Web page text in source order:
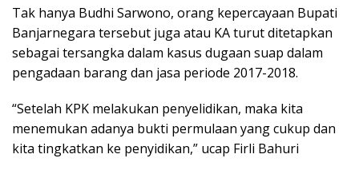
Tak hanya Budhi Sarwono, orang kepercayaan Bupati
Banjarnegara tersebut juga atau KA turut ditetapkan
sebagai tersangka dalam kasus dugaan suap dalam
pengadaan barang dan jasa periode 2017-2018.
“Setelah KPK melakukan penyelidikan, maka kita
menemukan adanya bukti permulaan yang cukup dan
kita tingkatkan ke penyidikan,” ucap Firli Bahuri